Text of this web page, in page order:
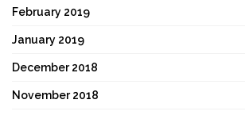
February 2019
January 2019
December 2018
November 2018